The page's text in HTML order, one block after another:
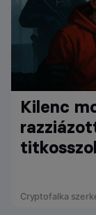
Kilenc
Cryptofalka